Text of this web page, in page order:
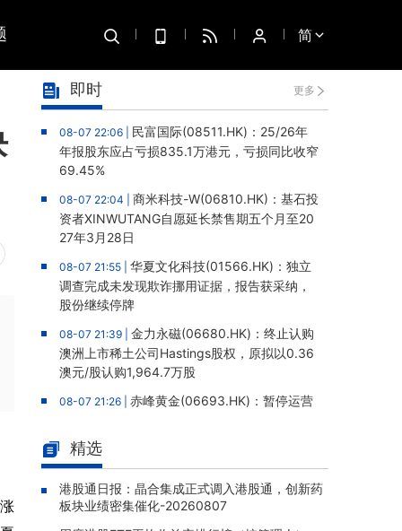
简
即时 更多
08-07 22:06 | 民富国际(08511.HK)：25/26年
年报股东应占亏损835.1万港元，亏损同比收窄
69.45%
08-07 22:04 | 商米科技-W(06810.HK)：基石投
资者XINWUTANG自愿延长禁售期五个月至20
27年3月28日
08-07 21:55 | 华夏文化科技(01566.HK)：独立
调查完成未发现欺诈挪用证据，报告获采纳，
股份继续停牌
08-07 21:39 | 金力永磁(06680.HK)：终止认购
澳洲上市稀土公司Hastings股权，原拟以0.36
澳元/股认购1,964.7万股
08-07 21:26 | 赤峰黄金(06693.HK)：暂停运营
人民币5,406万元
08-07 20:07 |灵宝黄金(03330.HK)：新疆哈巴
河勘查取得重大进展，保有金金属量由13.20吨
跃升至53.94吨
精选
港股通日报：晶合集成正式调入港股通，创新药
板块业绩密集催化-20260807